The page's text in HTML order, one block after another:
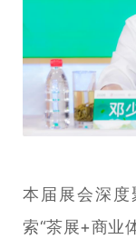
本届展会深
索“茶展+商业